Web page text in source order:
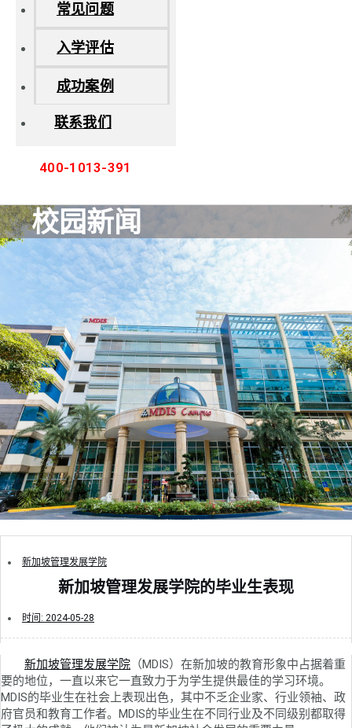
常见问题
入学评估
成功案例
联系我们
400-1013-391
校园新闻
新加坡管理发展学院
新加坡管理发展学院的毕业生表现
时间: 2024-05-28
新加坡管理发展学院 （MDIS）在新加坡的教育形象中占据着重
要的地位，一直以来它一直致力于为学生提供最佳的学习环境。
MDIS的毕业生在社会上表现出色，其中不乏企业家、行业领袖、政
府官员和教育工作者。MDIS的毕业生在不同行业及不同级别都取得